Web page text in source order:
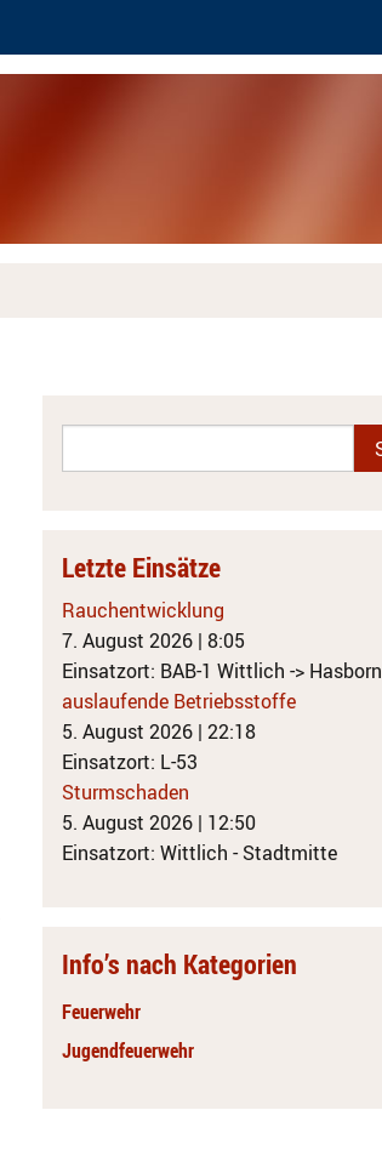
Letzte Einsätze
Rauchentwicklung
7. August 2026 | 8:05
Einsatzort: BAB-1 Wittlich -> Hasborn
auslaufende Betriebsstoffe
5. August 2026 | 22:18
Einsatzort: L-53
Sturmschaden
5. August 2026 | 12:50
Einsatzort: Wittlich - Stadtmitte
Info’s nach Kategorien
Feuerwehr
Jugendfeuerwehr